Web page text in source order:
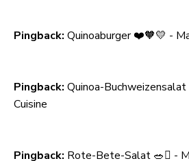
Pingback: Quinoaburger ❤️🧡💛 -
Pingback: Quinoa-
Cuisine
Pingback: Rote-Bete-Salat 🥗🫜 -